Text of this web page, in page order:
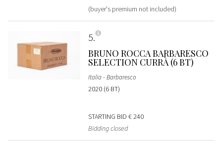
(buyer's premium not included)
5
BRUNO ROCCA BARBARESCO
SELECTION CURRÀ (6 BT)
Italia - Barbaresco
2020 (6 BT)
STARTING BID € 240
Bidding closed